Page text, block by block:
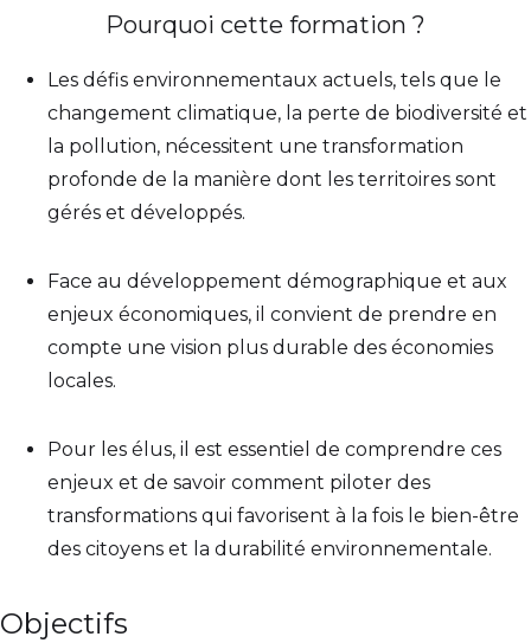
Pourquoi cette formation ?
Les défis environnementaux actuels, tels que le
changement climatique, la perte de biodiversité et
la pollution, nécessitent une transformation
profonde de la manière dont les territoires sont
gérés et développés.
Face au développement démographique et aux
enjeux économiques, il convient de prendre en
compte une vision plus durable des économies
locales.
Pour les élus, il est essentiel de comprendre ces
enjeux et de savoir comment piloter des
transformations qui favorisent à la fois le bien-être
des citoyens et la durabilité environnementale.
Objectifs